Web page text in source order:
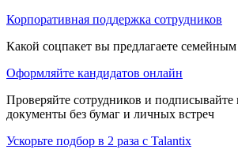
Корпоративная поддержка сотрудников
Какой соцпакет вы предлагаете
Оформляйте кандидатов онлайн
Проверяйте сотрудников и подписывайте
документы без бумаг и личных встреч
Ускорьте подбор в 2 раза с Talantix